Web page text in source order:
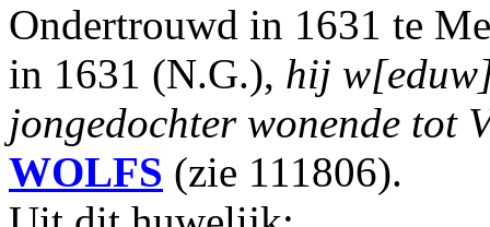
Ondertrouwd in 1631 te
in 1631 (N.G.), hij
jongedochter wonende tot
WOLFS (zie 111806).